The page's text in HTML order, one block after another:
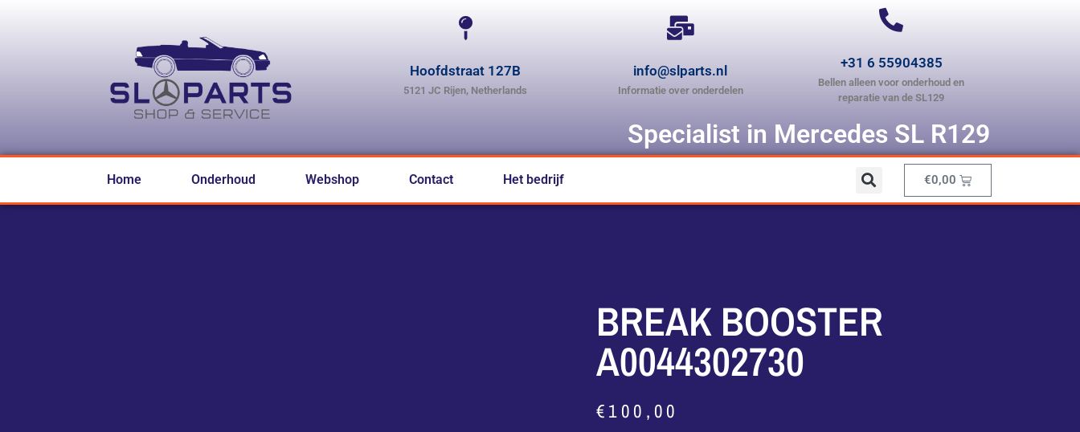
Hoofdstraat 127B
5121 JC Rijen, Netherlands
info@slparts.nl
Informatie over onderdelen
+31 6 55904385
Bellen alleen voor onderhoud en
reparatie van de SL129
Specialist in Mercedes SL R129
Home Onderhoud Webshop Contact Het bedrijf €0,00
BREAK BOOSTER
A0044302730
€100,00